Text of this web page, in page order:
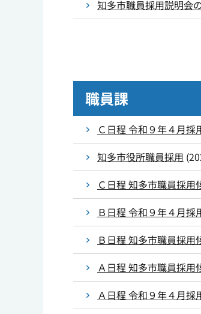
知多市職員採用説明会
職員課
Ｃ日程 令和９年４月
知多市役所職員採用 (
Ｃ日程 知多市職員採
Ｂ日程 令和９年４月
Ｂ日程 知多市職員採
Ａ日程 知多市職員採用
Ａ日程 令和９年４月